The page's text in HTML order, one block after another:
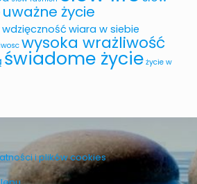
uważne życie
wdzięczność wiara w siebie
wysoka wrażliwość
świadome życie życie w
i plików cookies